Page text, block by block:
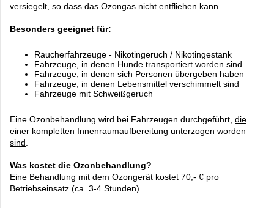
versiegelt, so dass das Ozongas nicht entfliehen kann.
Besonders geeignet für:
Raucherfahrzeuge - Nikotingeruch / Nikotingestank
Fahrzeuge, in denen Hunde transportiert worden sind
Fahrzeuge, in denen sich Personen übergeben haben
Fahrzeuge, in denen Lebensmittel verschimmelt sind
Fahrzeuge mit Schweißgeruch
Eine Ozonbehandlung wird bei Fahrzeugen durchgeführt die
einer kompletten Innenraumaufbereitung unterzogen worden
sind
Was kostet die Ozonbehandlung?
Eine Behandlung mit dem Ozongerät kostet 70,- € pro
Betriebseinsatz (ca. 3-4 Stunden).